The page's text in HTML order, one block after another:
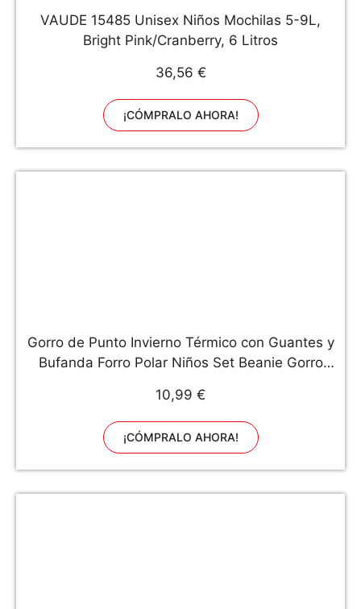
VAUDE 15485 Unisex Niños Mochilas 5-9L,
Bright Pink/Cranberry, 6 Litros
36,56 €
¡CÓMPRALO AHORA!
Gorro de Punto Invierno Térmico con Guantes y
Bufanda Forro Polar Niños Set Beanie Gorro
para Niños Niñas 3-5 Años (Rosado)
10,99 €
¡CÓMPRALO AHORA!